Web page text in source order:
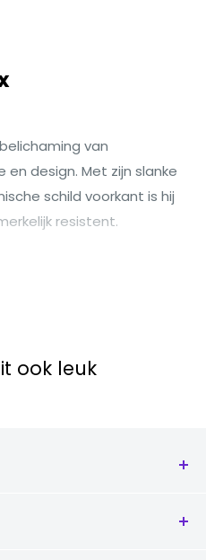
van
design. Met zijn slanke
schild voorkant is hij
resistent.
ook leuk